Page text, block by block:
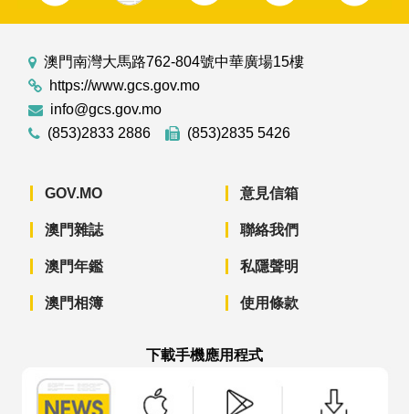
澳門南灣大馬路762-804號中華廣場15樓
https://www.gcs.gov.mo
info@gcs.gov.mo
(853)2833 2886
(853)2835 5426
GOV.MO
澳門雜誌
澳門年鑑
澳門相簿
意見信箱
聯絡我們
私隱聲明
使用條款
下載手機應用程式